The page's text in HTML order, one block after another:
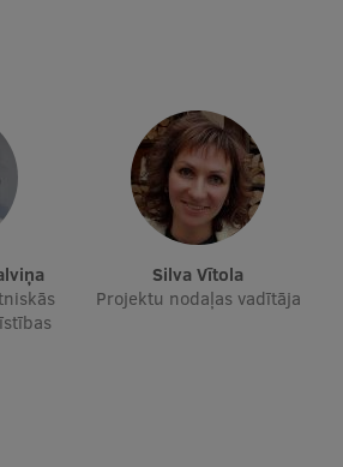
Silva Vītola
Projektu nodaļas vadītāja